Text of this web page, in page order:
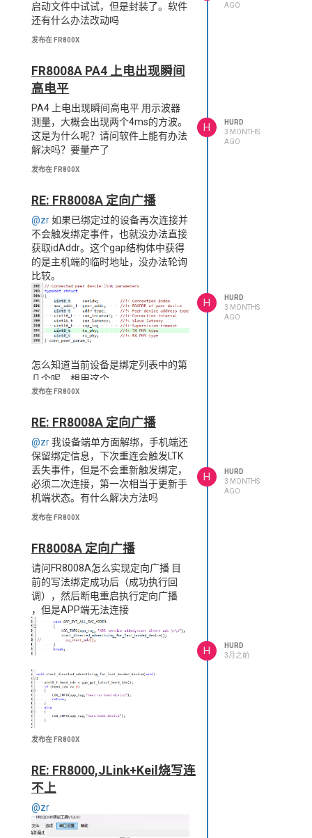
启动文件中试试，但是封装了。软件
还有什么办法改动吗
发布在 FR800X
AGO
FR8008A PA4 上电出现瞬间
高电平
PA4 上电出现瞬间高电平 用示波器
测量，大概会出现两个4ms的方波。
这是为什么呢？请问软件上能有办法
解决吗？要量产了
发布在 FR800X
H
HURD
3 MONTHS
AGO
RE: FR8008A 定向广播
@zr如果已绑定过的设备再次连接并
不会触发绑定事件，也就没办法直接
获取idAddr。这个gap结构体中获得
的是主机端的临时地址，没办法轮询
比较。
怎么知道当前设备是绑定列表中的第
几个呢，想用这个
gap_bond_manager_get_info查询
重要，麻烦回复一下，谢谢！
发布在 FR800X
H
HURD
3 MONTHS
AGO
RE: FR8008A 定向广播
@zr我设备端单方面解绑，手机端还
保留绑定信息，下次重连会触发LTK
丢失事件，但是不会重新触发绑定，
必须二次连接，第一次相当于更新手
机端状态。有什么解决方法吗
发布在 FR800X
H
HURD
3 MONTHS
AGO
FR8008A 定向广播
请问FR8008A怎么实现定向广播 目
前的写法绑定成功后（成功执行回
调），然后断电重启执行定向广播
，但是APP端无法连接
发布在 FR800X
H
HURD
3月之前
RE: FR8000,JLink+Keil烧写连
不上
@zr